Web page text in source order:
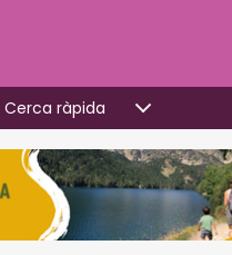
Cerca ràpida